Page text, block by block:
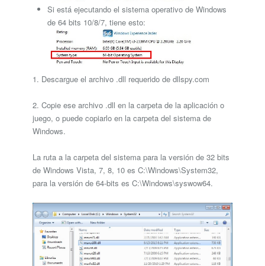
Si está ejecutando el sistema operativo de Windows
de 64 bits 10/8/7, tiene esto:
1. Descargue el archivo .dll requerido de dllspy.com
2. Copie ese archivo .dll en la carpeta de la aplicación o
juego, o puede copiarlo en la carpeta del sistema de
Windows.
La ruta a la carpeta del sistema para la versión de 32 bits
de Windows Vista, 7, 8, 10 es C:\Windows\System32,
para la versión de 64-bits es C:\Windows\syswow64.